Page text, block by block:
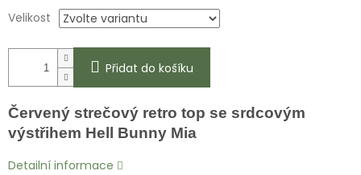
Velikost
Přidat do košíku
Červený strečový retro top se srdcovým
výstřihem Hell Bunny Mia
Detailní informace